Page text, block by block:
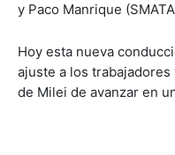
y Paco Manrique
Hoy esta nueva
ajuste a los
de Milei de avanzar en